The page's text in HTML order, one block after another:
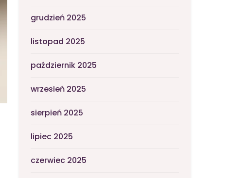
grudzień 2025
listopad 2025
październik 2025
wrzesień 2025
sierpień 2025
lipiec 2025
czerwiec 2025